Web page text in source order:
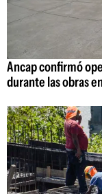
Ancap confirmó
durante las obras